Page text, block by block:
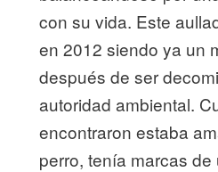
con su vida. Este
en 2012 siendo ya un
después de ser
autoridad ambiental.
encontraron estaba
perro, tenía marcas